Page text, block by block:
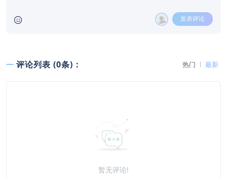
发表评论
评论列表 (0条)： 热门 最新
暂无评论!